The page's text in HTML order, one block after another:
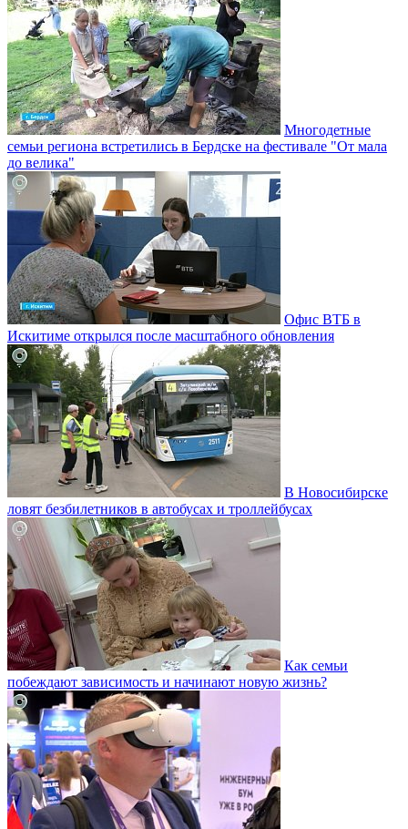
Многодетные
семьи региона встретились в Бердске на фестивале "От мала
до велика"
Офис ВТБ в
Искитиме открылся после масштабного обновления
В Новосибирске
ловят безбилетников в автобусах и троллейбусах
Как семьи
побеждают зависимость и начинают новую жизнь?